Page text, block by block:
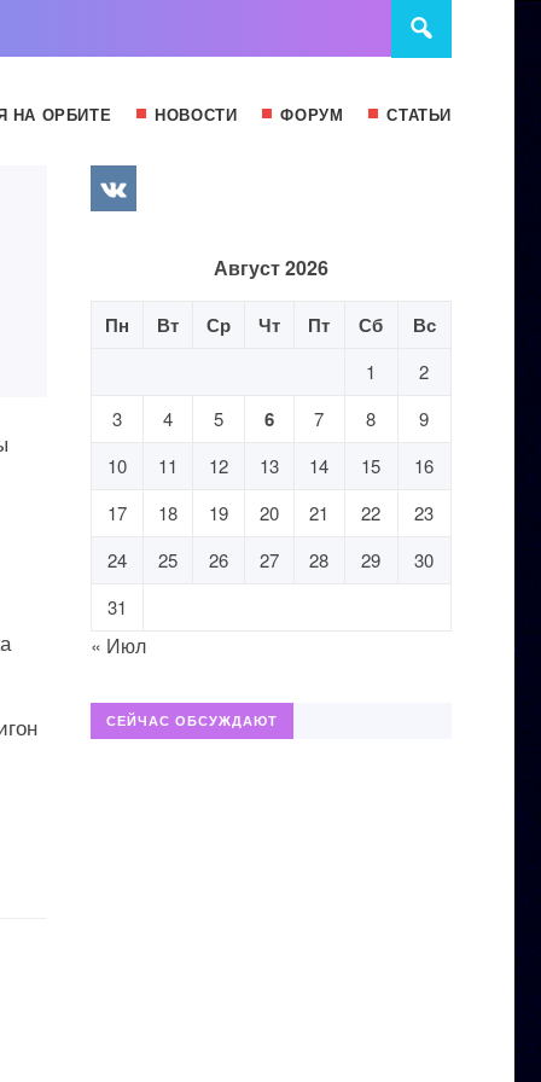
НА ОРБИТЕ НОВОСТИ ФОРУМ СТАТЬИ
Август 2026
Пн Вт Ср Чт Пт Сб Вс
1
2
3
4 5 6 7 8
9
10
11 12 13 14 15
16
17
18 19 20 21 22
23
24
25 26 27 28 29
30
31
« Июл
СЕЙЧАС ОБСУЖДАЮТ